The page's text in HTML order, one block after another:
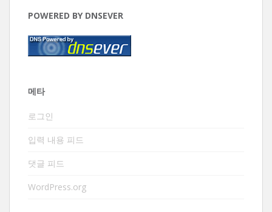
POWERED BY DNSEVER
메타
로그인
입력 내용 피드
댓글 피드
WordPress.org